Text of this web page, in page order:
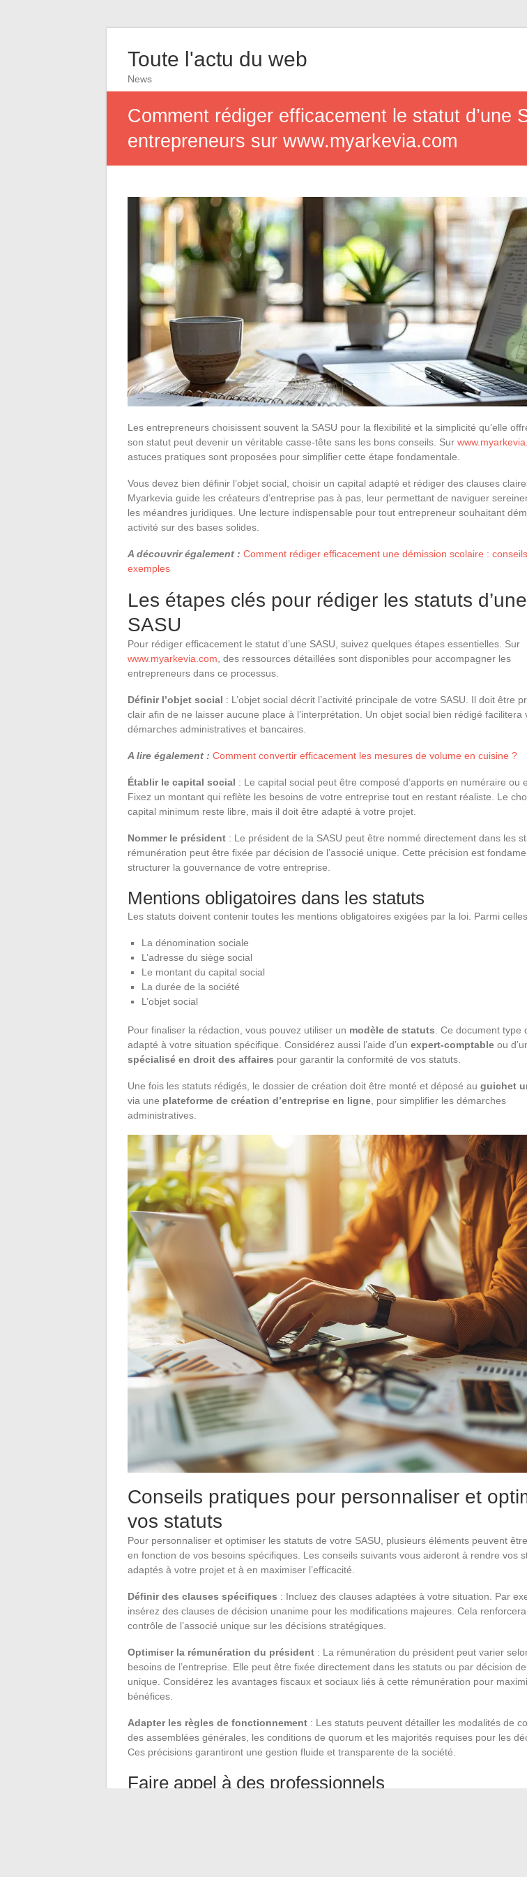
Toute l'actu du web
News
Comment rédiger efficacement le statut d’une
entrepreneurs sur www.myarkevia.com
Les entrepreneurs choisissent souvent la SASU pour la flexibilité et la simplicité qu’elle
son statut peut devenir un véritable casse-tête sans les bons conseils. Sur
astuces pratiques sont proposées pour simplifier cette étape fondamentale.
Vous devez bien définir l’objet social, choisir un capital adapté et rédiger des clauses
Myarkevia guide les créateurs d’entreprise pas à pas, leur permettant de naviguer
les méandres juridiques. Une lecture indispensable pour tout entrepreneur souhaitant
activité sur des bases solides.
A découvrir également : Comment rédiger efficacement une démission scolaire :
exemples
Les étapes clés pour rédiger les statuts d’une
SASU
Pour rédiger efficacement le statut d’une SASU, suivez quelques étapes essentielles. Sur
www.myarkevia.com , des ressources détaillées sont disponibles pour accompagner les
entrepreneurs dans ce processus.
Définir l’objet social : L’objet social décrit l’activité principale de votre SASU. Il doit être
clair afin de ne laisser aucune place à l’interprétation. Un objet social bien rédigé facilitera
démarches administratives et bancaires.
A lire également : Comment convertir efficacement les mesures de volume en cuisine ?
Établir le capital social : Le capital social peut être composé d’apports en numéraire ou
Fixez un montant qui reflète les besoins de votre entreprise tout en restant réaliste. Le
capital minimum reste libre, mais il doit être adapté à votre projet.
Nommer le président : Le président de la SASU peut être nommé directement dans les
rémunération peut être fixée par décision de l’associé unique. Cette précision est
structurer la gouvernance de votre entreprise.
Mentions obligatoires dans les statuts
Les statuts doivent contenir toutes les mentions obligatoires exigées par la loi. Parmi
La dénomination sociale
L’adresse du siège social
Le montant du capital social
La durée de la société
L’objet social
Pour finaliser la rédaction, vous pouvez utiliser un modèle de statuts . Ce document type
adapté à votre situation spécifique. Considérez aussi l’aide d’un expert-comptable ou
spécialisé en droit des affaires pour garantir la conformité de vos statuts.
Une fois les statuts rédigés, le dossier de création doit être monté et déposé au guichet
via une plateforme de création d’entreprise en ligne , pour simplifier les démarches
administratives.
Conseils pratiques pour personnaliser et
vos statuts
Pour personnaliser et optimiser les statuts de votre SASU, plusieurs éléments peuvent
en fonction de vos besoins spécifiques. Les conseils suivants vous aideront à rendre vos
adaptés à votre projet et à en maximiser l’efficacité.
Définir des clauses spécifiques : Incluez des clauses adaptées à votre situation. Par
insérez des clauses de décision unanime pour les modifications majeures. Cela
contrôle de l’associé unique sur les décisions stratégiques.
Optimiser la rémunération du président : La rémunération du président peut varier
besoins de l’entreprise. Elle peut être fixée directement dans les statuts ou par décision de
unique. Considérez les avantages fiscaux et sociaux liés à cette rémunération pour
bénéfices.
Adapter les règles de fonctionnement : Les statuts peuvent détailler les modalités de
des assemblées générales, les conditions de quorum et les majorités requises pour les
Ces précisions garantiront une gestion fluide et transparente de la société.
Faire appel à des professionnels